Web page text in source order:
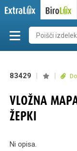
83429
VLOŽNA
ŽEPKI
Ni opisa.